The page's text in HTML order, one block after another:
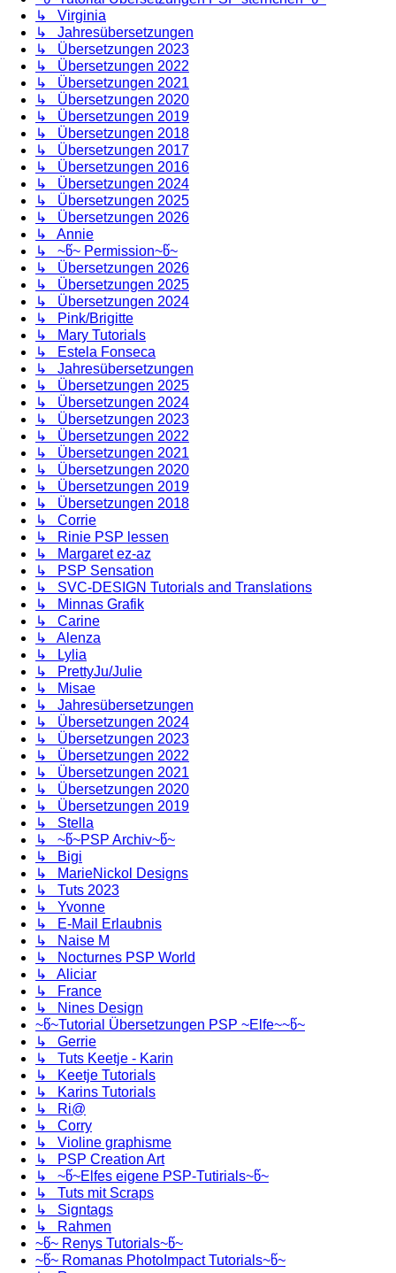
↳ Virginia
↳ Jahresübersetzungen
↳ Übersetzungen 2023
↳ Übersetzungen 2022
↳ Übersetzungen 2021
↳ Übersetzungen 2020
↳ Übersetzungen 2019
↳ Übersetzungen 2018
↳ Übersetzungen 2017
↳ Übersetzungen 2016
↳ Übersetzungen 2024
↳ Übersetzungen 2025
↳ Übersetzungen 2026
↳ Annie
↳ ~წ~ Permission~წ~
↳ Übersetzungen 2026
↳ Übersetzungen 2025
↳ Übersetzungen 2024
↳ Pink/Brigitte
↳ Mary Tutorials
↳ Estela Fonseca
↳ Jahresübersetzungen
↳ Übersetzungen 2025
↳ Übersetzungen 2024
↳ Übersetzungen 2023
↳ Übersetzungen 2022
↳ Übersetzungen 2021
↳ Übersetzungen 2020
↳ Übersetzungen 2019
↳ Übersetzungen 2018
↳ Corrie
↳ Rinie PSP lessen
↳ Margaret ez-az
↳ PSP Sensation
↳ SVC-DESIGN Tutorials and Translations
↳ Minnas Grafik
↳ Carine
↳ Alenza
↳ Lylia
↳ PrettyJu/Julie
↳ Misae
↳ Jahresübersetzungen
↳ Übersetzungen 2024
↳ Übersetzungen 2023
↳ Übersetzungen 2022
↳ Übersetzungen 2021
↳ Übersetzungen 2020
↳ Übersetzungen 2019
↳ Stella
↳ ~წ~PSP Archiv~წ~
↳ Bigi
↳ MarieNickol Designs
↳ Tuts 2023
↳ Yvonne
↳ E-Mail Erlaubnis
↳ Naise M
↳ Nocturnes PSP World
↳ Aliciar
↳ France
↳ Nines Design
~წ~Tutorial Übersetzungen PSP ~Elfe~~წ~
↳ Gerrie
↳ Tuts Keetje - Karin
↳ Keetje Tutorials
↳ Karins Tutorials
↳ Ri@
↳ Corry
↳ Violine graphisme
↳ PSP Creation Art
↳ ~წ~Elfes eigene PSP-Tutirials~წ~
↳ Tuts mit Scraps
↳ Signtags
↳ Rahmen
~წ~ Renys Tutorials~წ~
~წ~ Romanas PhotoImpact Tutorials~წ~